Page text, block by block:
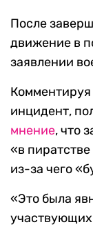
После
движение в
заявлении
инцидент,
мнение, что
«в
из-за чего
«Это была